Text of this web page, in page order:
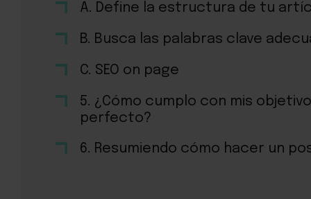
A. Define la estructura de tu
B. Busca las palabras clave
C. SEO on page
5. ¿Cómo cumplo con mis
perfecto?
6. Resumiendo cómo hacer un